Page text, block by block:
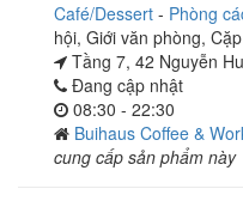
Café/Dessert - Phòng
hội, Giới văn phòng,
Tầng 7, 42 Nguyễn
Đang cập nhật
08:30 - 22:30
Buihaus Coffee &
cung cấp sản phẩm này